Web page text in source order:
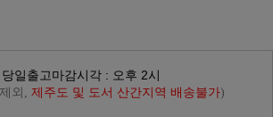
일출고마감시각 : 오후 2시
외, 제주도 및 도서 산간지역 배송불가)